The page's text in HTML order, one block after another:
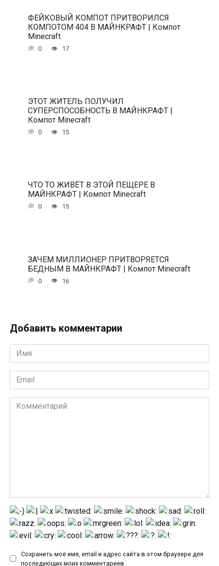
ФЕЙКОВЫЙ КОМПОТ ПРИТВОРИЛСЯ
КОМПОТОМ 404 В МАЙНКРАФТ | Компот
Minecraft
0 17
ЭТОТ ЖИТЕЛЬ ПОЛУЧИЛ
СУПЕРСПОСОБНОСТЬ В МАЙНКРАФТ |
Компот Minecraft
0 15
ЧТО ТО ЖИВЁТ В ЭТОЙ ПЕЩЕРЕ В
МАЙНКРАФТ | Компот Minecraft
0 15
ЗАЧЕМ МИЛЛИОНЕР ПРИТВОРЯЕТСЯ
БЕДНЫМ В МАЙНКРАФТ | Компот Minecraft
0 16
Добавить комментарии
Имя
*
Email
*
Комментарий
Сохранить моё имя, email и адрес сайта в этом браузере для
последующих моих комментариев.